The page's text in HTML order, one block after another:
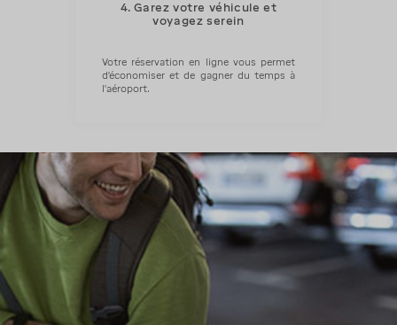
4. Garez votre véhicule et
voyagez serein
Votre réservation en ligne vous permet
d’économiser et de gagner du temps à
l’aéroport.